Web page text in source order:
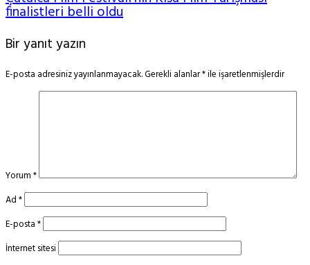
finalistleri belli oldu
Bir yanıt yazın
E-posta adresiniz yayınlanmayacak.Gerekli alanlar*ile işaretlenmişlerdir
Yorum*
Ad*
E-posta*
İnternet sitesi